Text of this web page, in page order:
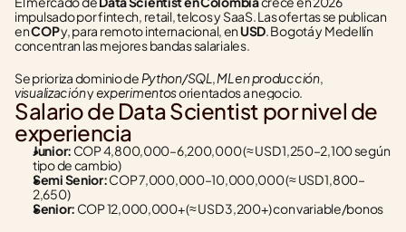
impulsado por fintech, retail, telcos y SaaS. Las ofertas se publican
en COP y, para remoto internacional, en USD. Bogotá y Medellín
concentran las mejores bandas salariales.
Se prioriza dominio de Python/SQL, ML en producción
visualización y experimentos orientados a negocio.
Salario de Data Scientist por nivel de
experiencia
Junior: COP 4,800,000–6,200,000 (≈ USD 1,250–2,100 según
tipo de cambio)
Semi Senior: COP 7,000,000–10,000,000 (≈ USD 1,800–
2,650)
Senior: COP 12,000,000+ (≈ USD 3,200+) con variable/bonos